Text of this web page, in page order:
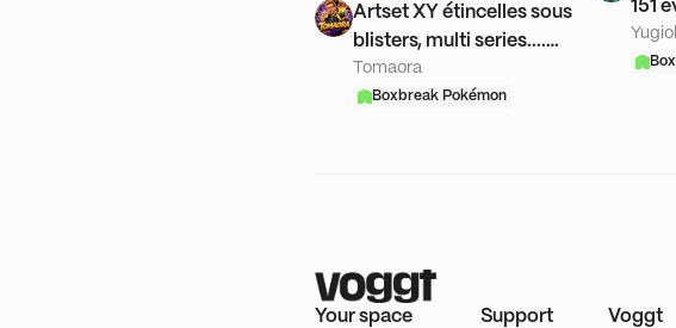
Artset XY étincelles sous
blisters, multi series....
Scellés + Give Roue
Tomaora
Boxbreak Pokémon
Your space Support Voggt